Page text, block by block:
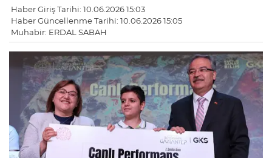
Haber Giriş Tarihi: 10.06.2026 15:03
Haber Güncellenme Tarihi: 10.06.2026 15:05
Muhabir: ERDAL SABAH